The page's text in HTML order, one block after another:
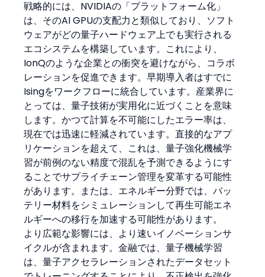
戦略的には、NVIDIAの「プラットフォーム化」
は、そのAI GPUの支配力と類似しており、ソフト
ウェアがどの量子ハードウェア上でも実行される
エコシステムを構築しています。これにより、
IonQのような企業との衝突を避けながら、コラボ
レーションを促進できます。早期導入者はすでに
Isingをワークフローに統合しています。産業界に
とっては、量子技術が実用化に近づくことを意味
します。かつて計算を不可能にしたエラー率は、
現在では迅速に軽減されています。直接的なアプ
リケーションを超えて、これは、量子強化機械学
習が前例のない精度で混乱を予測できるようにす
ることでサプライチェーン管理を変革する可能性
があります。または、エネルギー分野では、バッ
テリー材料をシミュレーションして再生可能エネ
ルギーへの移行を加速する可能性があります。
より広範な影響には、より速いイノベーションサ
イクルが含まれます。金融では、量子機械学習
は、量子アクセラレーションされたデータセット